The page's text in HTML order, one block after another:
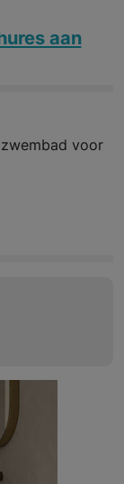
aan
voor